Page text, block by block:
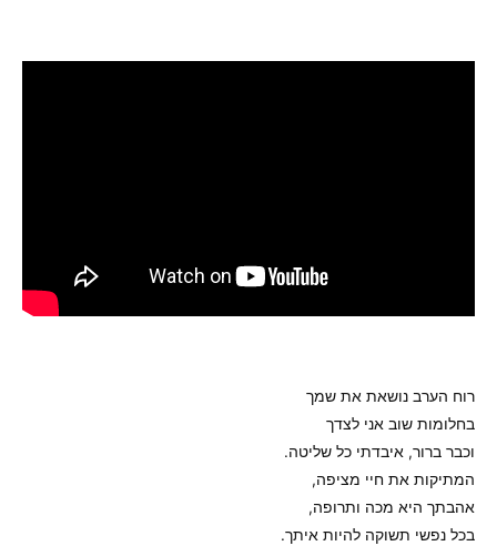
רוח הערב נושאת את שמך
בחלומות שוב אני לצדך
וכבר ברור, איבדתי כל שליטה.
המתיקות את חיי מציפה,
אהבתך היא מכה ותרופה,
בכל נפשי תשוקה להיות איתך.